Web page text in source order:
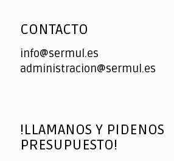
CONTACTO
info@sermul.es
administracion@sermul.es
!LLAMANOS Y PIDENOS
PRESUPUESTO!